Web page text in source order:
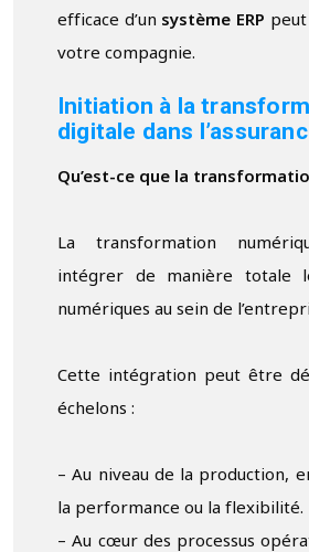
efficace d’un système ERP
votre compagnie.
Initiation à la
digitale dans
Qu’est-ce que la
La transformation
intégrer de manière totale
numériques au sein de
Cette intégration peut être
échelons :
– Au niveau de la production,
la performance ou la flexibilité.
– Au cœur des processus